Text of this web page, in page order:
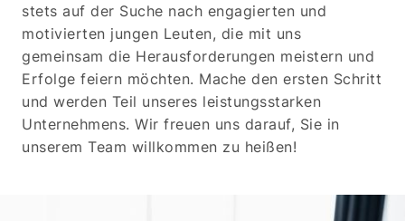
stets auf der Suche nach engagierten und
motivierten jungen Leuten, die mit uns
gemeinsam die Herausforderungen meistern und
Erfolge feiern möchten. Mache den ersten Schritt
und werden Teil unseres leistungsstarken
Unternehmens. Wir freuen uns darauf, Sie in
unserem Team willkommen zu heißen!